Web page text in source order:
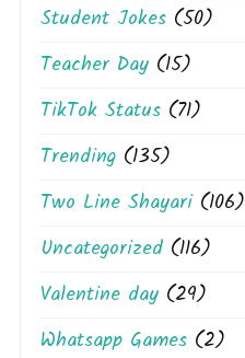
Student Jokes (50)
Teacher Day (15)
TikTok Status (71)
Trending (135)
Two Line Shayari(106)
Uncategorized (116)
Valentine day (29)
Whatsapp Games (2)